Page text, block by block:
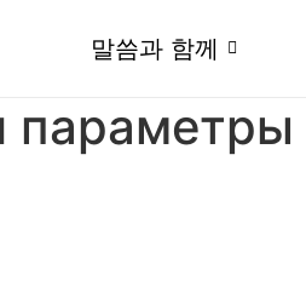
말씀과 함께